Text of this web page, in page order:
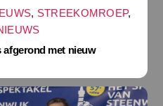
, STREEKOMROEP,
met nieuw